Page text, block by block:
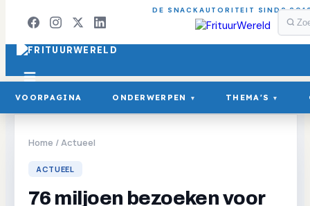
DE SNACKAUTORITEIT SINDS
VOORPAGINA ONDERWERPEN ▾ THEMA'S ▾
Home /Actueel
ACTUEEL
76 miljoen bezoeken voor